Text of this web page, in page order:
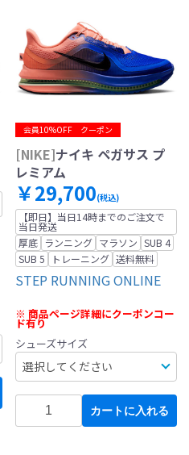
会員10%OFF クーポン
[NIKE]ナイキ ペガサス プ
レミアム
￥29,700(税込)
【即日】当日14時までのご注文で
当日発送
厚底 ランニング マラソン SUB 4
SUB 5
トレーニング 送料無料
STEP RUNNING ONLINE
※ 商品ページ詳細にクーポンコー
ド有り
シューズサイズ
カートに入れる